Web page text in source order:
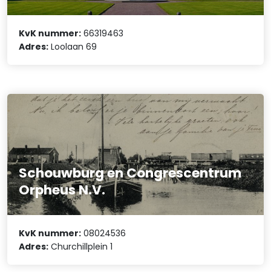
KvK nummer: 66319463
Adres: Loolaan 69
Schouwburg en Congrescentrum
Orpheus N.V.
KvK nummer: 08024536
Adres: Churchillplein 1